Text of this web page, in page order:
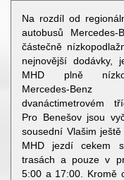
Na rozdíl od
autobusů
částečně
nejnovější dodávky,
MHD plně
Mercedes-
dvanáctimetrovém
Pro Benešov jsou
sousední Vlašim
MHD jezdí cekem
trasách a pouze v
5:00 a 17:00. Kromě